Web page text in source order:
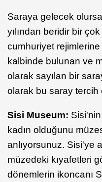
Saraya gelecek
yılından beridir bir
cumhuriyet
kalbinde bulunan ve
olarak sayılan bir
olarak bu saray tercih
Sisi Museum:
kadın olduğunu
anlıyorsunuz. Sisi'ye
müzedeki kıyafetleri
dönemlerin ikoncanı